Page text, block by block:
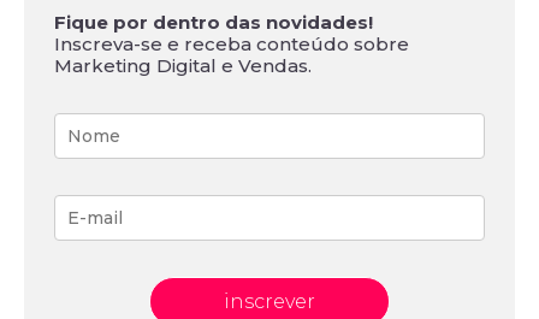
Fique por dentro das novidades!
Inscreva-se e receba conteúdo sobre
Marketing Digital e Vendas.
inscrever